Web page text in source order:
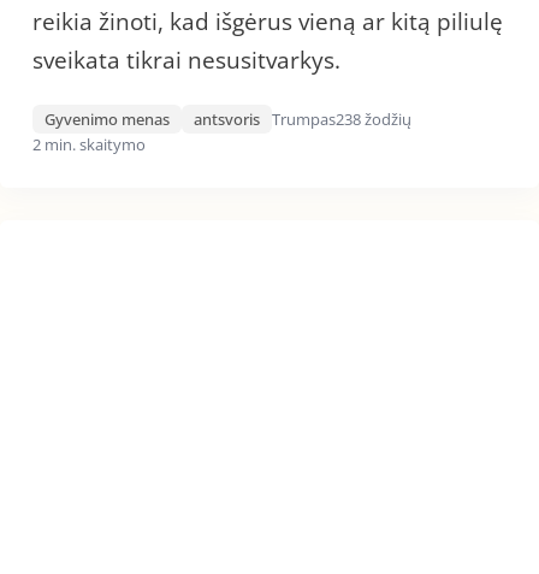
reikia žinoti, kad išgėrus vieną ar kitą piliulę
sveikata tikrai nesusitvarkys.
Gyvenimo menas antsvoris Trumpas238 žodžių
2 min. skaitymo